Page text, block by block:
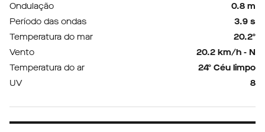
Ondulação
0.8 m
Período das ondas
3.9 s
Temperatura do mar
20.2º
Vento
20.2 km/h - N
Temperatura do ar
24º Céu limpo
UV
8